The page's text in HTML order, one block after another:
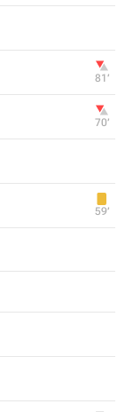
81‎’‎
70‎’‎
59‎’‎